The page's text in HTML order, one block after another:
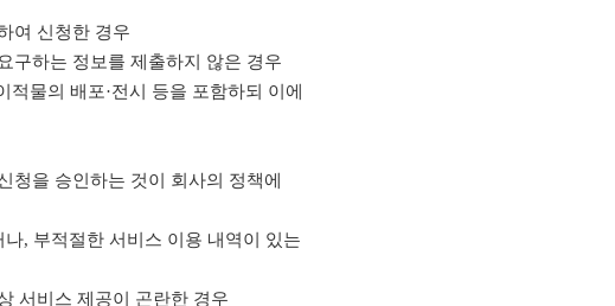
여 신청한 경우
구하는 정보를 제출하지 않은 경우
물의 배포·전시 등을 포함하되 이에
청을 승인하는 것이 회사의 정책에
, 부적절한 서비스 이용 내역이 있는
서비스 제공이 곤란한 경우